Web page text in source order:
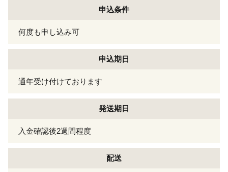
申込条件
何度も申し込み可
申込期日
通年受け付けております
発送期日
入金確認後2週間程度
配送